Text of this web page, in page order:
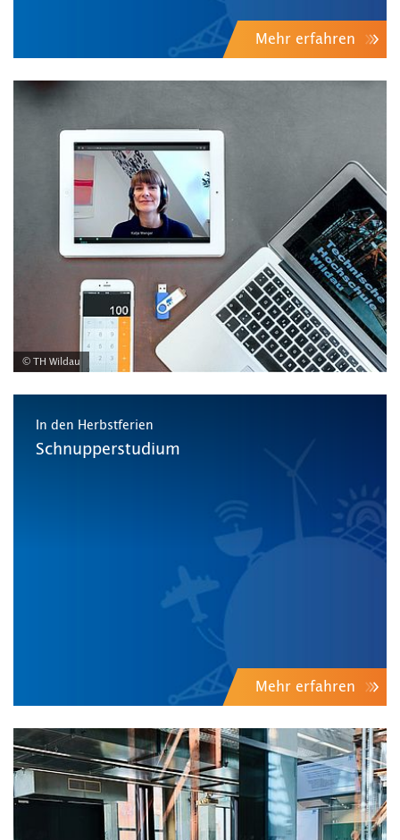
Mehr erfahren
© TH Wildau
In den Herbstferien
Schnupperstudium
Mehr erfahren